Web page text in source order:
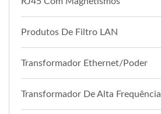
Produtos De Filtro LAN
Transformador Ethernet/Poder
Transformador De Alta Frequência